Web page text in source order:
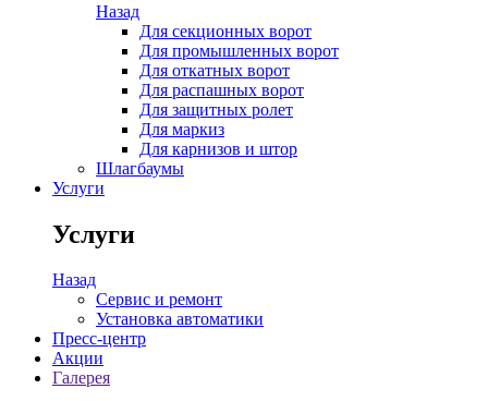
Назад
Для секционных ворот
Для промышленных ворот
Для откатных ворот
Для распашных ворот
Для защитных ролет
Для маркиз
Для карнизов и штор
Шлагбаумы
Услуги
Услуги
Назад
Сервис и ремонт
Установка автоматики
Пресс-центр
Акции
Галерея